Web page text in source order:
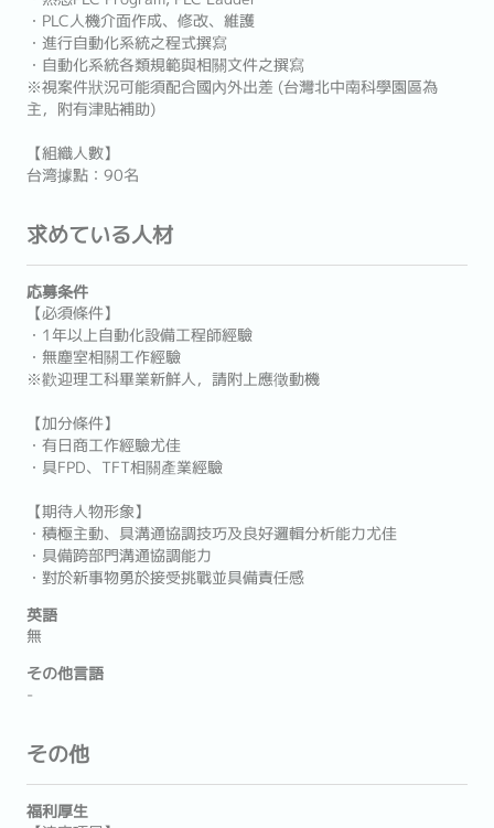
・PLC人機介面作成、修改、維護
・進行自動化系統之程式撰寫
・自動化系統各類規範與相關文件之撰寫
※視案件狀況可能須配合國內外出差 (台灣北中南科學園區為
主，附有津貼補助)
【組織人數】
台湾據點：90名
求めている人材
応募条件
【必須條件】
・1年以上自動化設備工程師經驗
・無塵室相關工作經驗
※歡迎理工科畢業新鮮人，請附上應徵動機
【加分條件】
・有日商工作經驗尤佳
・具FPD、TFT相關產業經驗
【期待人物形象】
・積極主動、具溝通協調技巧及良好邏輯分析能力尤佳
・具備跨部門溝通協調能力
・對於新事物勇於接受挑戰並具備責任感
英語
無
その他言語
-
その他
福利厚生